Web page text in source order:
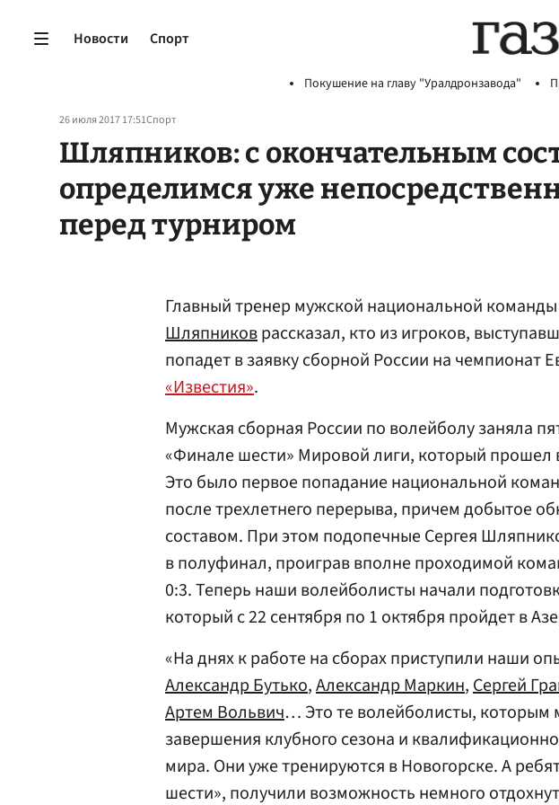
Новости Спорт
Покушение на главу "Уралдронзавода"
26 июля 2017 17:51Спорт
Шляпников: с окончательным
определимся уже
перед турниром
Главный тренер мужской национальной
Шляпниковрассказал, кто из игроков,
попадет в заявку сборной России на чемпионат
«Известия».
Мужская сборная России по волейболу заняла
«Финале шести» Мировой лиги, который прошел
Это было первое попадание национальной
после трехлетнего перерыва, причем добытое
составом. При этом подопечные Сергея
в полуфинал, проиграв вполне проходимой
0:3. Теперь наши волейболисты начали
который с 22 сентября по 1 октября пройдет в
«На днях к работе на сборах приступили наши
Александр Бутько,Александр Маркин,Сергей
Артем Вольвич… Это те волейболисты, которым
завершения клубного сезона и
мира. Они уже тренируются в Новогорске. А
шести», получили возможность немного